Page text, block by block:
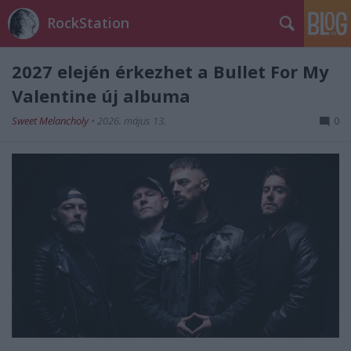
RockStation
2027 elején érkezhet a Bullet For My
Valentine új albuma
Sweet Melancholy • 2026. május 13. 0